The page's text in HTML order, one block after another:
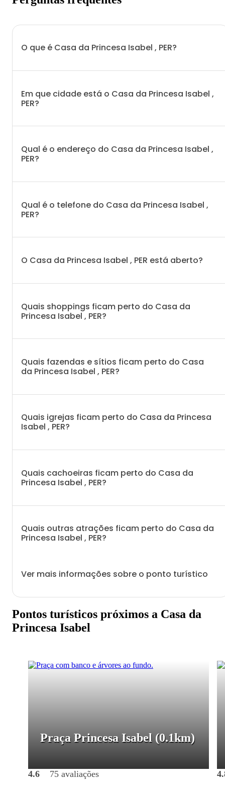
O que é Casa da Princesa Isabel , PER?
Em que cidade está o Casa da Princesa Isabel ,
PER?
Qual é o endereço do Casa da Princesa Isabel ,
PER?
Qual é o telefone do Casa da Princesa Isabel ,
PER?
O Casa da Princesa Isabel , PER está aberto?
Quais shoppings ficam perto do Casa da
Princesa Isabel , PER?
Quais fazendas e sítios ficam perto do Casa
da Princesa Isabel , PER?
Quais igrejas ficam perto do Casa da Princesa
Isabel , PER?
Quais cachoeiras ficam perto do Casa da
Princesa Isabel , PER?
Quais outras atrações ficam perto do Casa da
Princesa Isabel , PER?
Ver mais informações sobre o ponto turístico
Pontos turísticos próximos a Casa da
Princesa Isabel
Praça Princesa Isabel (0.1km)
4.6 75 avaliações